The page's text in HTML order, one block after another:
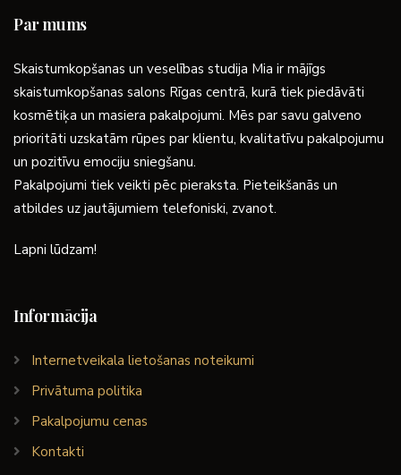
Par mums
Skaistumkopšanas un veselības studija Mia ir mājīgs
skaistumkopšanas salons Rīgas centrā, kurā tiek piedāvāti
kosmētiķa un masiera pakalpojumi. Mēs par savu galveno
prioritāti uzskatām rūpes par klientu, kvalitatīvu pakalpojumu
un pozitīvu emociju sniegšanu.
Pakalpojumi tiek veikti pēc pieraksta. Pieteikšanās un
atbildes uz jautājumiem telefoniski, zvanot.
Lapni lūdzam!
Informācija
Internetveikala lietošanas noteikumi
Privātuma politika
Pakalpojumu cenas
Kontakti